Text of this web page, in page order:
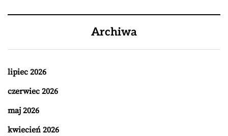
Archiwa
lipiec 2026
czerwiec 2026
maj 2026
kwiecień 2026